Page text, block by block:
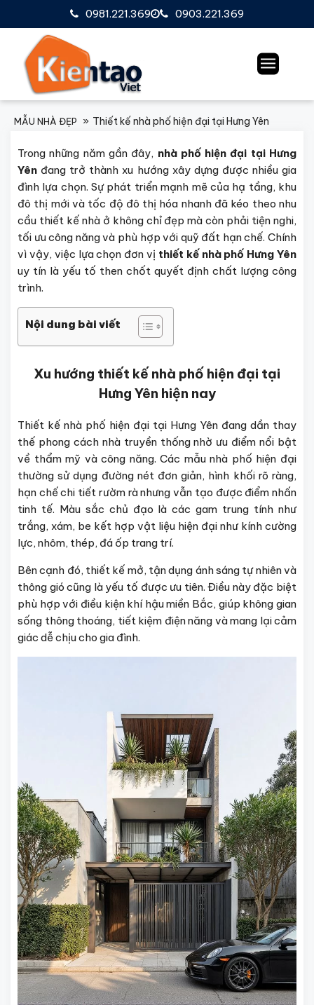
0903.221.369
0981.221.369
MẪU NHÀ ĐẸP Thiết kế nhà phố hiện đại tại Hưng Yên
Trong những năm gần đây, nhà phố hiện đại tại Hưng
Yên đang trở thành xu hướng xây dựng được nhiều gia
đình lựa chọn. Sự phát triển mạnh mẽ của hạ tầng, khu
đô thị mới và tốc độ đô thị hóa nhanh đã kéo theo nhu
cầu thiết kế nhà ở không chỉ đẹp mà còn phải tiện nghi,
tối ưu công năng và phù hợp với quỹ đất hạn chế. Chính
vì vậy, việc lựa chọn đơn vị thiết kế nhà phố Hưng Yên
uy tín là yếu tố then chốt quyết định chất lượng công
trình.
Nội dung bài viết
Xu hướng thiết kế nhà phố hiện đại tại
Hưng Yên hiện nay
Thiết kế nhà phố hiện đại tại Hưng Yên đang dần thay
thế phong cách nhà truyền thống nhờ ưu điểm nổi bật
về thẩm mỹ và công năng. Các mẫu nhà phố hiện đại
thường sử dụng đường nét đơn giản, hình khối rõ ràng,
hạn chế chi tiết rườm rà nhưng vẫn tạo được điểm nhấn
tinh tế. Màu sắc chủ đạo là các gam trung tính như
trắng, xám, be kết hợp vật liệu hiện đại như kính cường
lực, nhôm, thép, đá ốp trang trí.
Bên cạnh đó, thiết kế mở, tận dụng ánh sáng tự nhiên và
thông gió cũng là yếu tố được ưu tiên. Điều này đặc biệt
phù hợp với điều kiện khí hậu miền Bắc, giúp không gian
sống thông thoáng, tiết kiệm điện năng và mang lại cảm
giác dễ chịu cho gia đình.